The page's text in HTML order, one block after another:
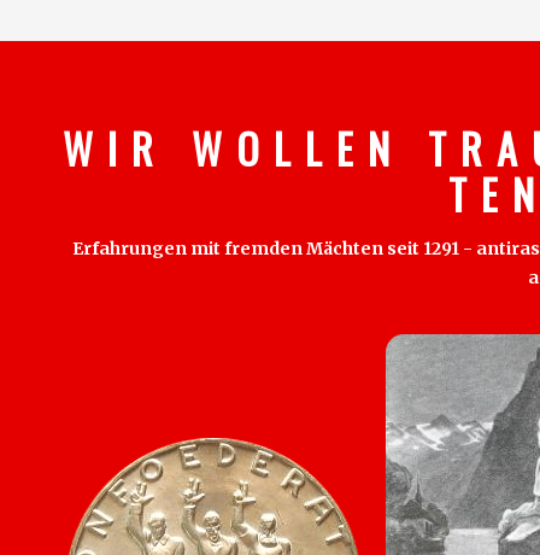
W I R W O L L E N T R
T E
Erfahrungen mit fremden Mächten seit 1291 -